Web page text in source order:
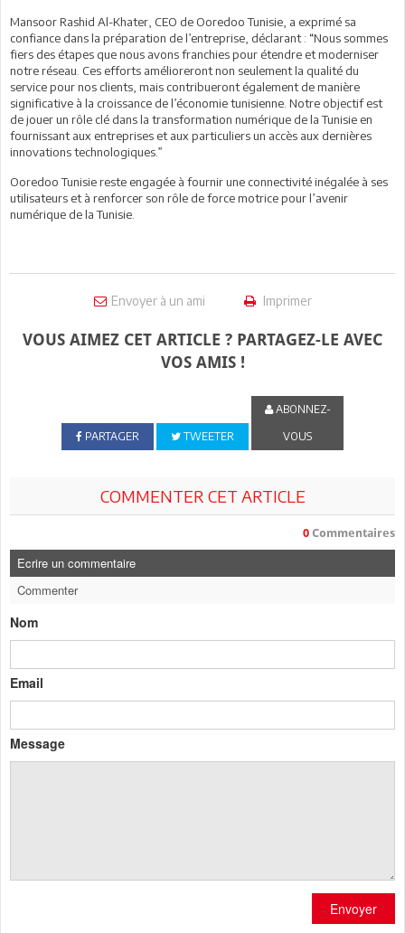
Mansoor Rashid Al-Khater, CEO de Ooredoo Tunisie, a exprimé sa
confiance dans la préparation de l’entreprise, déclarant : “Nous sommes
fiers des étapes que nous avons franchies pour étendre et moderniser
notre réseau. Ces efforts amélioreront non seulement la qualité du
service pour nos clients, mais contribueront également de manière
significative à la croissance de l’économie tunisienne. Notre objectif est
de jouer un rôle clé dans la transformation numérique de la Tunisie en
fournissant aux entreprises et aux particuliers un accès aux dernières
innovations technologiques.”
Ooredoo Tunisie reste engagée à fournir une connectivité inégalée à ses
utilisateurs et à renforcer son rôle de force motrice pour l’avenir
numérique de la Tunisie.
Envoyer à un ami Imprimer
VOUS AIMEZ CET ARTICLE ? PARTAGEZ-LE AVEC
VOS AMIS !
PARTAGER TWEETER
ABONNEZ-
VOUS
COMMENTER CET ARTICLE
0 Commentaires
Ecrire un commentaire
Commenter
Nom
Email
Message
Envoyer